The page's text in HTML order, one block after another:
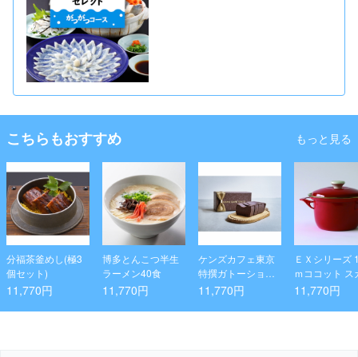
こちらもおすすめ もっと見る
分福茶釜めし(極3
個セット)
11,770円
博多とんこつ半生
ラーメン40食
11,770円
ケンズカフェ東京
特撰ガトーショコ
ラ 2本
11,770円
ＥＸシリーズ
ｍココット ス
レット
11,770円